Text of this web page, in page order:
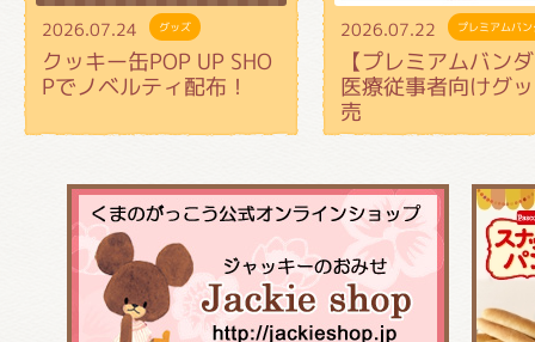
2026.07.24 グッズ
クッキー缶POP UP SHO
Pでノベルティ配布！
2026.07.22 プレミアムバ
【プレミアムバン
医療従事者向けグ
売